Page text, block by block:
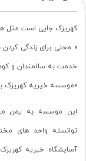
کهریزک جایی است مثل
« محلی برای زندگی
خدمت به سالمندان و
«موسسه خیریه کهریزک
این موسسه به یمن
توانسته واحد های
آسایشگاه خیریه کهریزک